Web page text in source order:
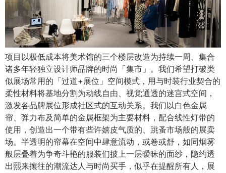
项目以极低成本将美术馆的三个楼层改造为持续一周、集合
诸多年轻独立设计师品牌的时尚「集市」。我们希望打破类
似展场常用的「过道+展位」空间模式，用与时装行业契合的
柔性材料将基地分割为动线自由、视觉通透的迷宫式空间，
激发各品牌展位形成社区式的互动关系。我们以白色金属
帘、弹力布及简单的金属框架为主要材料，配合线性灯带的
使用，创造出一个带有些许嬉皮气质的、跳蚤市场般的展卖
场。半透明的帘幕在空间中肆意流动，或卷或舒，如同烟雾
般层叠着为争奇斗艳的服装们披上一层暧昧的面纱，隐约透
出熙来攘往的潮流达人与时尚买手，似乎在提醒所有人，展